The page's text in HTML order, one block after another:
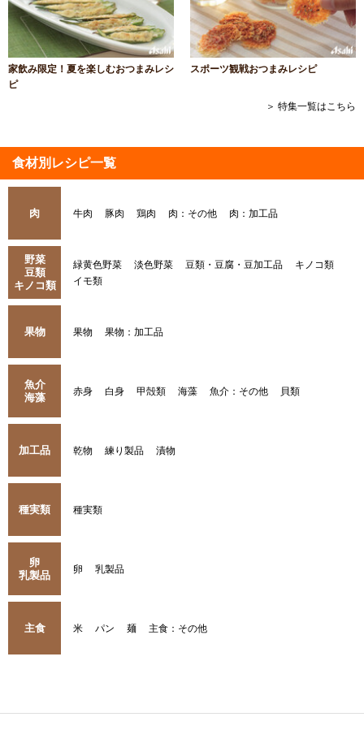
家飲み限定！夏を楽しむおつまみレシ
ピ
スポーツ観戦おつまみレシピ
＞ 特集一覧はこちら
食材別レシピ一覧
肉 牛肉 豚肉 鶏肉 肉：その他 肉：加工品
野菜
豆類
キノコ類
緑黄色野菜 淡色野菜 豆類・豆腐・豆加工品
キノコ類
イモ類
果物 果物 果物：加工品
魚介
海藻
赤身 白身 甲殻類 海藻 魚介：その他 貝類
加工品 乾物 練り製品 漬物
種実類 種実類
卵
乳製品
卵 乳製品
主食 米 パン 麺 主食：その他